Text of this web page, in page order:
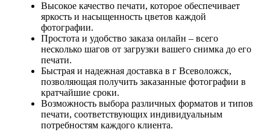
Высокое качество печати, которое обеспечивает
яркость и насыщенность цветов каждой
фотографии.
Простота и удобство заказа онлайн – всего
несколько шагов от загрузки вашего снимка до его
печати.
Быстрая и надежная доставка в г Всеволожск,
позволяющая получить заказанные фотографии в
кратчайшие сроки.
Возможность выбора различных форматов и типов
печати, соответствующих индивидуальным
потребностям каждого клиента.